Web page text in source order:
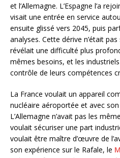
et l’Allemagne. L’Espagne l’a
visait une entrée en service
ensuite glissé vers 2045, puis
analyses. Cette dérive n’était
révélait une difficulté plus
mêmes besoins, et les
contrôle de leurs compétences
La France voulait un appareil
nucléaire aéroportée et avec
L’Allemagne n’avait pas les
voulait sécuriser une part
voulait être maître d’œuvre de
son expérience sur le Rafale, le